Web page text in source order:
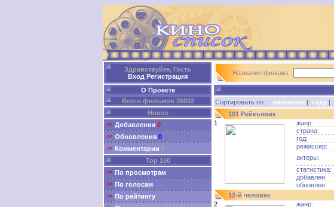
Здравствуйте, Гость
Вход Регистрация
О Проекте
Всего фильмов 36002
Новое
Добавления 0
Обновления 0
Комментарии 0
Top 100
По просмотрам
По голосам
По рейтингу
Название фильма:
Сортировать по: названию | году |
101 Рейкьявик
1
жанр:
страна:
год:
режиссер:
актеры:
статистика:
добавлен:
обновлен:
12-й человек
2
жанр: